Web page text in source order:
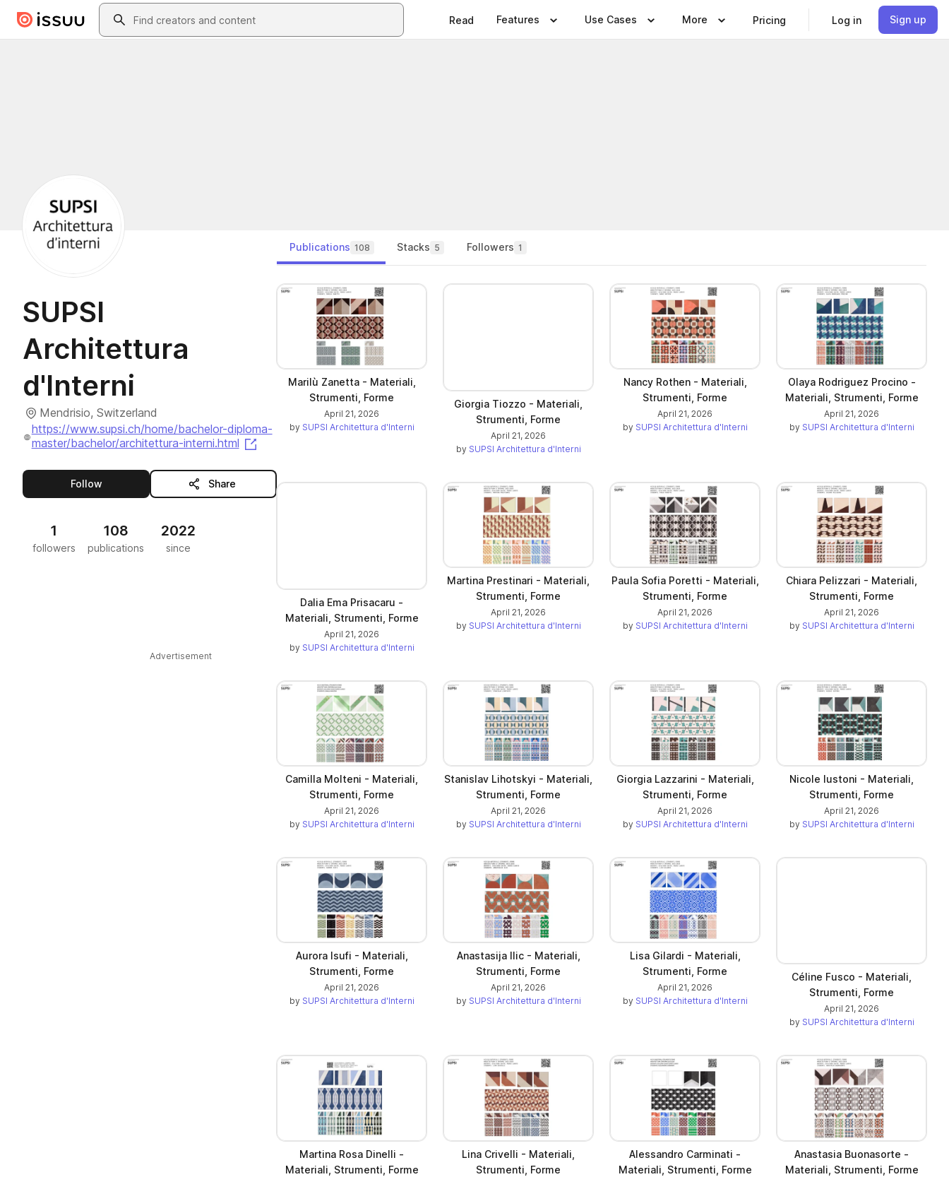
Skip to main contentSearch
Read Features Use Cases More Pricing Log in Sign up
SUPSI
Architettura
d'Interni
Mendrisio, Switzerland
https://www.supsi.ch/home/bachelor-diploma-
master/bachelor/architettura-interni.html
Followthis publisher Share
1
followers
108
publications
2022
since
Advertisement
Publications 108 Stacks 5 Followers 1
Marilù Zanetta - Materiali,
Strumenti, Forme
April 21, 2026
by SUPSI Architettura d'Interni
Giorgia Tiozzo - Materiali,
Strumenti, Forme
April 21, 2026
by SUPSI Architettura d'Interni
Nancy Rothen - Materiali,
Strumenti, Forme
April 21, 2026
by SUPSI Architettura d'Interni
Olaya Rodriguez Procino -
Materiali, Strumenti, Forme
April 21, 2026
by SUPSI Architettura d'Interni
Dalia Ema Prisacaru -
Materiali, Strumenti, Forme
April 21, 2026
by SUPSI Architettura d'Interni
Martina Prestinari - Materiali,
Strumenti, Forme
April 21, 2026
by SUPSI Architettura d'Interni
Paula Sofia Poretti - Materiali,
Strumenti, Forme
April 21, 2026
by SUPSI Architettura d'Interni
Chiara Pelizzari - Materiali,
Strumenti, Forme
April 21, 2026
by SUPSI Architettura d'Interni
Camilla Molteni - Materiali,
Strumenti, Forme
April 21, 2026
by SUPSI Architettura d'Interni
Stanislav Lihotskyi - Materiali,
Strumenti, Forme
April 21, 2026
by SUPSI Architettura d'Interni
Giorgia Lazzarini - Materiali,
Strumenti, Forme
April 21, 2026
by SUPSI Architettura d'Interni
Nicole Iustoni - Materiali,
Strumenti, Forme
April 21, 2026
by SUPSI Architettura d'Interni
Aurora Isufi - Materiali,
Strumenti, Forme
April 21, 2026
by SUPSI Architettura d'Interni
Anastasija Ilic - Materiali,
Strumenti, Forme
April 21, 2026
by SUPSI Architettura d'Interni
Lisa Gilardi - Materiali,
Strumenti, Forme
April 21, 2026
by SUPSI Architettura d'Interni
Céline Fusco - Materiali,
Strumenti, Forme
April 21, 2026
by SUPSI Architettura d'Interni
Martina Rosa Dinelli -
Materiali, Strumenti, Forme
Lina Crivelli - Materiali,
Strumenti, Forme
Alessandro Carminati -
Materiali, Strumenti, Forme
Anastasia Buonasorte -
Materiali, Strumenti, Forme